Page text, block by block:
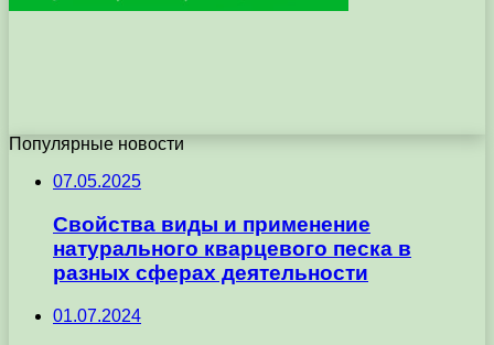
Популярные новости
07.05.2025
Свойства виды и применение
натурального кварцевого песка в
разных сферах деятельности
01.07.2024